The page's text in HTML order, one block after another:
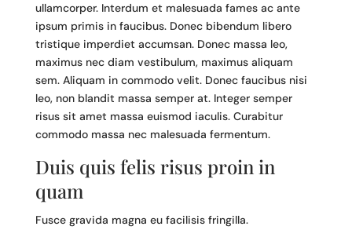
ullamcorper. Interdum et malesuada fames ac ante
ipsum primis in faucibus. Donec bibendum libero
tristique imperdiet accumsan. Donec massa leo,
maximus nec diam vestibulum, maximus aliquam
sem. Aliquam in commodo velit. Donec faucibus nisi
leo, non blandit massa semper at. Integer semper
risus sit amet massa euismod iaculis. Curabitur
commodo massa nec malesuada fermentum.
Duis quis felis risus proin in
quam
Fusce gravida magna eu facilisis fringilla.